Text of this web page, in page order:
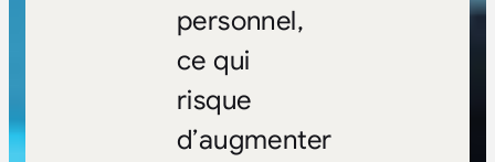
personnel,
ce qui
risque
d’augmenter